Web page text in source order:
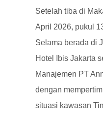
Setelah tiba di
April 2026, pukul
Selama berada di
Hotel Ibis Jakarta
Manajemen PT
dengan
situasi kawasan